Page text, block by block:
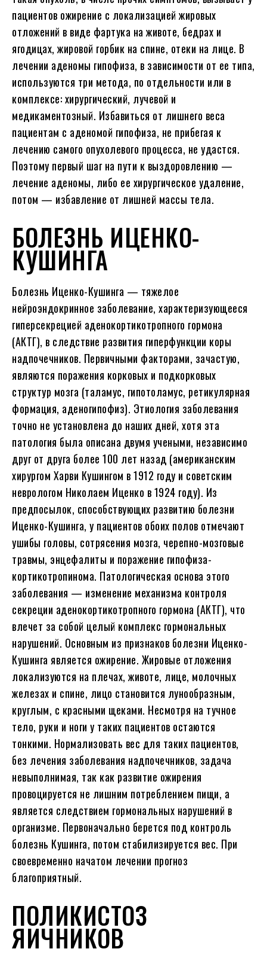
пациентов ожирение с локализацией жировых
отложений в виде фартука на животе, бедрах и
ягодицах, жировой горбик на спине, отеки на лице. В
лечении аденомы гипофиза, в зависимости от ее типа,
используются три метода, по отдельности или в
комплексе: хирургический, лучевой и
медикаментозный. Избавиться от лишнего веса
пациентам с аденомой гипофиза, не прибегая к
лечению самого опухолевого процесса, не удастся.
Поэтому первый шаг на пути к выздоровлению —
лечение аденомы, либо ее хирургическое удаление,
потом — избавление от лишней массы тела.
БОЛЕЗНЬ ИЦЕНКО-
КУШИНГА
Болезнь Иценко-Кушинга — тяжелое
нейроэндокринное заболевание, характеризующееся
гиперсекрецией аденокортикотропного гормона
(АКТГ), в следствие развития гиперфункции коры
надпочечников. Первичными факторами, зачастую,
являются поражения корковых и подкорковых
структур мозга (таламус, гипотоламус, ретикулярная
формация, аденогипофиз). Этиология заболевания
точно не установлена до наших дней, хотя эта
патология была описана двумя учеными, независимо
друг от друга более 100 лет назад (американским
хирургом Харви Кушингом в 1912 году и советским
неврологом Николаем Иценко в 1924 году). Из
предпосылок, способствующих развитию болезни
Иценко-Кушинга, у пациентов обоих полов отмечают
ушибы головы, сотрясения мозга, черепно-мозговые
травмы, энцефалиты и поражение гипофиза-
кортикотропинома. Патологическая основа этого
заболевания — изменение механизма контроля
секреции аденокортикотропного гормона (АКТГ), что
влечет за собой целый комплекс гормональных
нарушений. Основным из признаков болезни Иценко-
Кушинга является ожирение. Жировые отложения
локализуются на плечах, животе, лице, молочных
железах и спине, лицо становится лунообразным,
круглым, с красными щеками. Несмотря на тучное
тело, руки и ноги у таких пациентов остаются
тонкими. Нормализовать вес для таких пациентов,
без лечения заболевания надпочечников, задача
невыполнимая, так как развитие ожирения
провоцируется не лишним потреблением пищи, а
является следствием гормональных нарушений в
организме. Первоначально берется под контроль
болезнь Кушинга, потом стабилизируется вес. При
своевременно начатом лечении прогноз
благоприятный.
ПОЛИКИСТОЗ
ЯИЧНИКОВ